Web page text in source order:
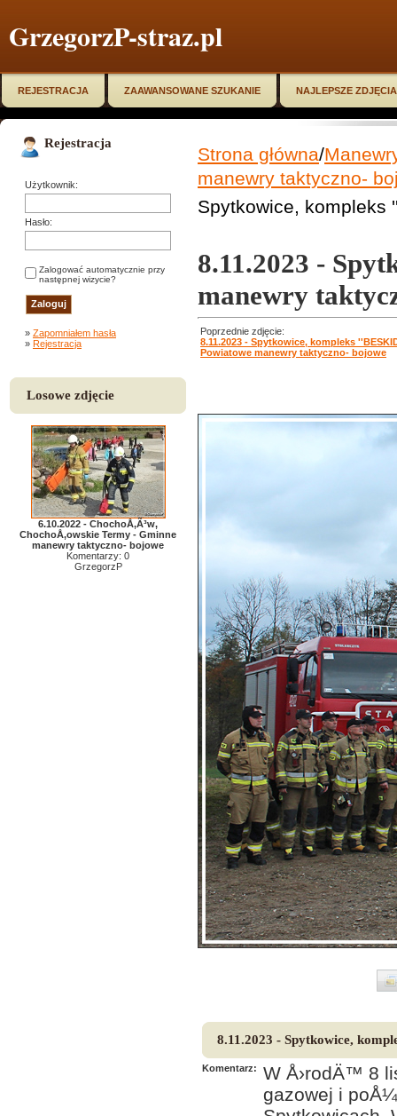
GrzegorzP-straz.pl
REJESTRACJA ZAAWANSOWANE SZUKANIE NAJLEPSZE ZDJĘCIA
Rejestracja
Użytkownik:
Hasło:
Zalogować automatycznie przy
następnej wizycie?
» Zapomniałem hasła
» Rejestracja
Losowe zdjęcie
6.10.2022 - ChochoÅ‚Ã³w,
ChochoÅ‚owskie Termy - Gminne
manewry taktyczno- bojowe
Komentarzy: 0
GrzegorzP
Strona główna/
manewry taktyczno-
Spytkowice, kompleks
8.11.2023 -
manewry
Poprzednie zdjęcie:
8.11.2023 - Spytkowice, kompleks
Powiatowe manewry taktyczno- bojowe
8.11.2023 - Spytkowice,
Komentarz:
W Å›rodÄ™ 8
gazowej i